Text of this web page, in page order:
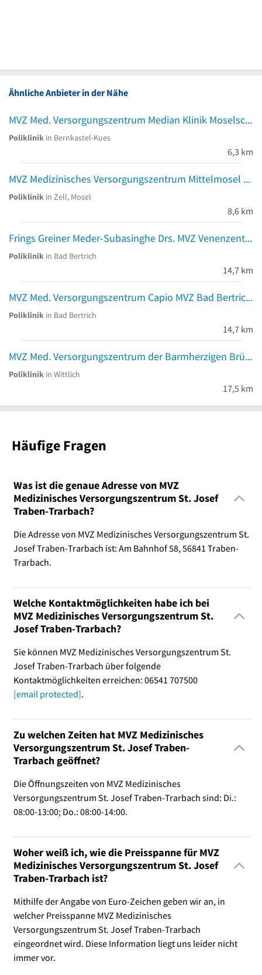
Ähnliche Anbieter in der Nähe
MVZ Med. Versorgungszentrum Median Klinik Moselschleife
Poliklinik in Bernkastel-Kues
6,3 km
MVZ Medizinisches Versorgungszentrum Mittelmosel GmbH
Poliklinik in Zell, Mosel
8,6 km
Frings Greiner Meder-Subasinghe Drs. MVZ Venenzentrum
Poliklinik in Bad Bertrich
14,7 km
MVZ Med. Versorgungszentrum Capio MVZ Bad Bertrich Venenzentrum
Poliklinik in Bad Bertrich
14,7 km
MVZ Med. Versorgungszentrum der Barmherzigen Brüder gGmbH am Krankenhaus Wittlich
Poliklinik in Wittlich
17,5 km
Häufige Fragen
Was ist die genaue Adresse von MVZ
Medizinisches Versorgungszentrum St. Josef
Traben-Trarbach?
Die Adresse von MVZ Medizinisches Versorgungszentrum St.
Josef Traben-Trarbach ist: Am Bahnhof 58, 56841 Traben-
Trarbach.
Welche Kontaktmöglichkeiten habe ich bei
MVZ Medizinisches Versorgungszentrum St.
Josef Traben-Trarbach?
Sie können MVZ Medizinisches Versorgungszentrum St.
Josef Traben-Trarbach über folgende
Kontaktmöglichkeiten erreichen: 06541 707500
[email protected].
Zu welchen Zeiten hat MVZ Medizinisches
Versorgungszentrum St. Josef Traben-
Trarbach geöffnet?
Die Öffnungszeiten von MVZ Medizinisches
Versorgungszentrum St. Josef Traben-Trarbach sind: Di.:
08:00-13:00; Do.: 08:00-14:00.
Woher weiß ich, wie die Preisspanne für MVZ
Medizinisches Versorgungszentrum St. Josef
Traben-Trarbach ist?
Mithilfe der Angabe von Euro-Zeichen geben wir an, in
welcher Preisspanne MVZ Medizinisches
Versorgungszentrum St. Josef Traben-Trarbach
eingeordnet wird. Diese Information liegt uns leider nicht
immer vor.